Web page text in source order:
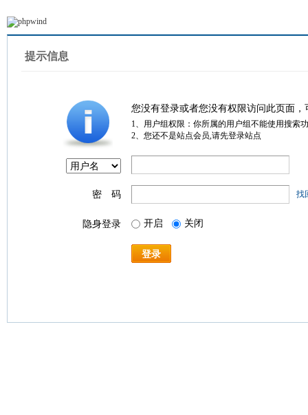
提示信息
您没有登录或者您没有权限访问此页面
1、用户组权限：你所属的用户组不能使用搜索
2、您还不是站点会员,请先登录站点
密 码 找
隐身登录 开启 关闭
登录